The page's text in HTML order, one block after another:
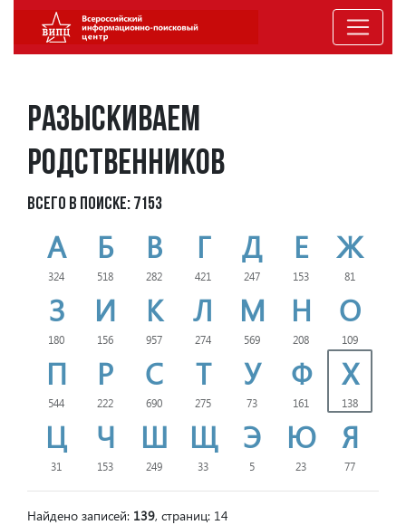
Разыскиваем
родственников
Всего в поиске: 7153
А
324
Б
518
В
282
Г
421
Д
247
Е
153
Ж
81
З
180
И
156
К
957
Л
274
М
569
Н
208
О
109
П
544
Р
222
С
690
Т
275
У
73
Ф
161
Х
138
Ц
31
Ч
153
Ш
249
Щ
33
Э
5
Ю
23
Я
77
Найдено записей: 139, страниц: 14